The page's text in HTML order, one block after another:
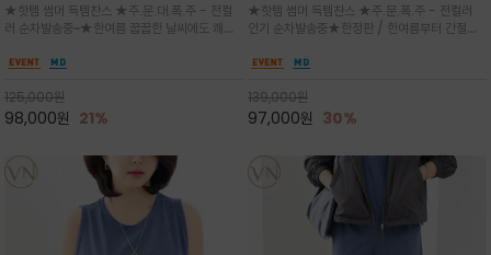
브이넥 디자인이라 부담없이 쓱쓱~걸치
는 꾸안꾸!!가볍고 바스락한 나일론 블렌
드 소재감이 세련된 무드를 더해주는 가
★핫템 썸머 득템찬스 ★주.문.대.폭.주 - 전컬
러 순차발송중~★한여름 꿉꿉한 날씨에도 쾌적
일 자켓은 가벼운 무게감과 방수성 덕분에 여름
등과 밸런스를 맞춥니다
125,000원
98,000원 21%
(Volume Fit)가볍지만 입체적인 실
루엣을 유지하는 구조적 디자인
★핫템 썸머 득템찬스 ★주.문.폭.주 - 전컬러
인기 순차발송중★한정판 / 한여름부터 간절기
단 스토퍼 디테일로 핏 조절이 가능해 실용적/바
가볍게 비치는 세련된후드
139,000원
97,000원 30%